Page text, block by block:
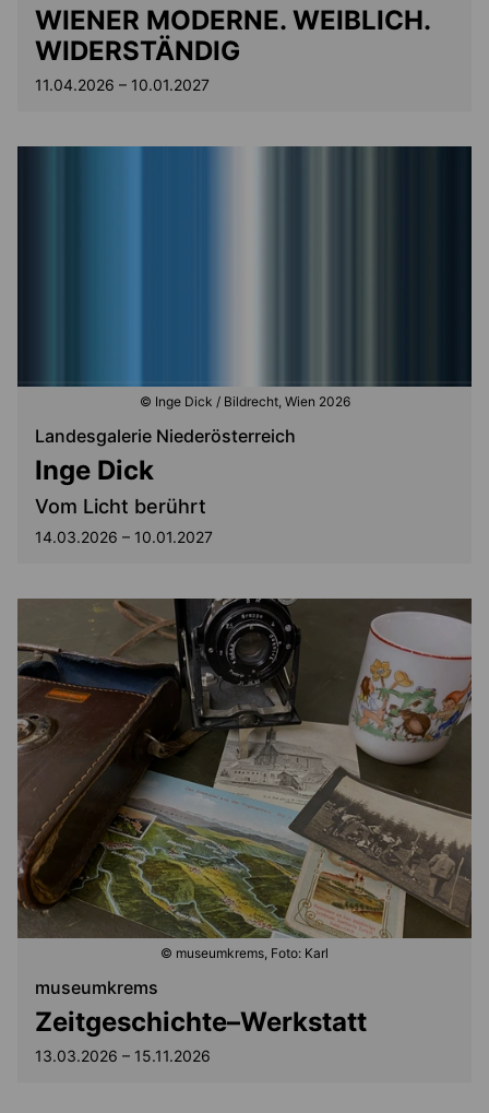
WIENER MODERNE. WEIBLICH.
WIDERSTÄNDIG
11.04.2026 – 10.01.2027
© Inge Dick / Bildrecht, Wien 2026
Landesgalerie Niederösterreich
Inge Dick
Vom Licht berührt
14.03.2026 – 10.01.2027
© museumkrems, Foto: Karl
museumkrems
Zeitgeschichte–Werkstatt
13.03.2026 – 15.11.2026